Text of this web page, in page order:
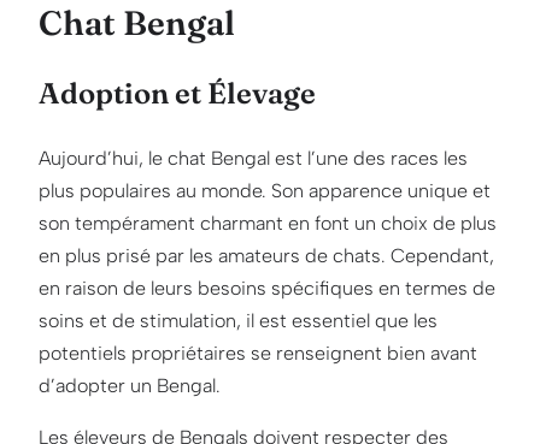
Chat Bengal
Adoption et Élevage
Aujourd’hui, le chat Bengal est l’une des races les
plus populaires au monde. Son apparence unique et
son tempérament charmant en font un choix de plus
en plus prisé par les amateurs de chats. Cependant,
en raison de leurs besoins spécifiques en termes de
soins et de stimulation, il est essentiel que les
potentiels propriétaires se renseignent bien avant
d’adopter un Bengal.
Les éleveurs de Bengals doivent respecter des